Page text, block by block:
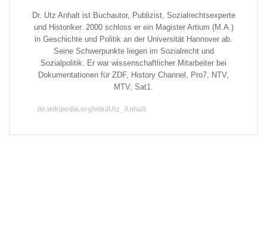
Dr. Utz Anhalt ist Buchautor, Publizist, Sozialrechtsexperte
und Historiker. 2000 schloss er ein Magister Artium (M.A.)
in Geschichte und Politik an der Universität Hannover ab.
Seine Schwerpunkte liegen im Sozialrecht und
Sozialpolitik. Er war wissenschaftlicher Mitarbeiter bei
Dokumentationen für ZDF, History Channel, Pro7, NTV,
MTV, Sat1.
de.wikipedia.org/wiki/Utz_Anhalt